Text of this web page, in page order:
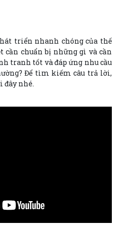
triển nhanh chóng của thế
cần chuẩn bị những gì và cần
tranh tốt và đáp ứng nhu cầu
Để tìm kiếm câu trả lời,
đây nhé.